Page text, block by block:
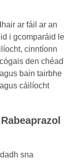
ar fáil ar an
i gcomparáid le
cinntíonn
den chéad
bain tairbhe
cáilíocht
sna